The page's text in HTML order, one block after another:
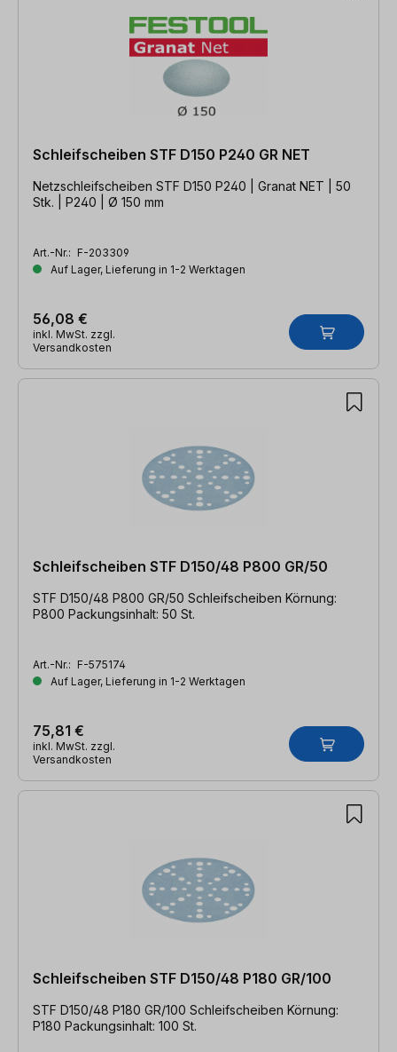
Schleifscheiben STF D150 P240 GR NET
Netzschleifscheiben STF D150 P240 | Granat NET | 50
Stk. | P240 | Ø 150 mm
Art.-Nr.: F-203309
Auf Lager, Lieferung in 1-2 Werktagen
56,08 €
inkl. MwSt. zzgl.
Versandkosten
Schleifscheiben STF D150/48 P800 GR/50
STF D150/48 P800 GR/50 Schleifscheiben Körnung:
P800 Packungsinhalt: 50 St.
Art.-Nr.: F-575174
Auf Lager, Lieferung in 1-2 Werktagen
75,81 €
inkl. MwSt. zzgl.
Versandkosten
Schleifscheiben STF D150/48 P180 GR/100
STF D150/48 P180 GR/100 Schleifscheiben Körnung:
P180 Packungsinhalt: 100 St.